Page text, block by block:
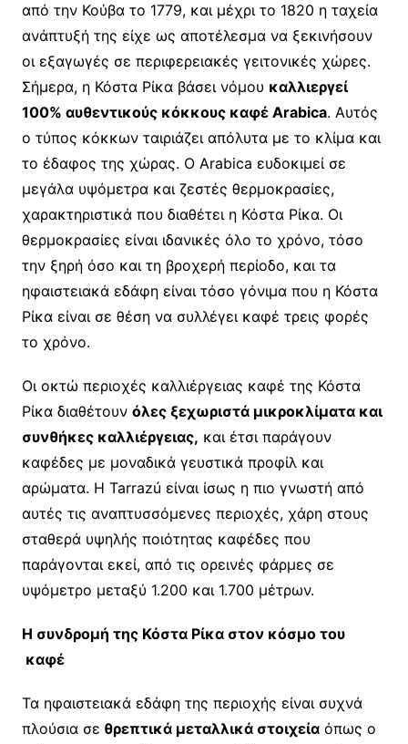
από την Κούβα το 1779, και μέχρι το 1820 η ταχεία
ανάπτυξή της είχε ως αποτέλεσμα να ξεκινήσουν
οι εξαγωγές σε περιφερειακές γειτονικές χώρες.
Σήμερα, η Κόστα Ρίκα βάσει νόμου καλλιεργεί
100% αυθεντικούς κόκκους καφέ Arabica. Αυτός
ο τύπος κόκκων ταιριάζει απόλυτα με το κλίμα και
το έδαφος της χώρας. Ο Arabica ευδοκιμεί σε
μεγάλα υψόμετρα και ζεστές θερμοκρασίες,
χαρακτηριστικά που διαθέτει η Κόστα Ρίκα. Οι
θερμοκρασίες είναι ιδανικές όλο το χρόνο, τόσο
την ξηρή όσο και τη βροχερή περίοδο, και τα
ηφαιστειακά εδάφη είναι τόσο γόνιμα που η Κόστα
Ρίκα είναι σε θέση να συλλέγει καφέ τρεις φορές
το χρόνο.
Οι οκτώ περιοχές καλλιέργειας καφέ της Κόστα
Ρίκα διαθέτουν όλες ξεχωριστά μικροκλίματα και
συνθήκες καλλιέργειας, και έτσι παράγουν
καφέδες με μοναδικά γευστικά προφίλ και
αρώματα. Η Tarrazú είναι ίσως η πιο γνωστή από
αυτές τις αναπτυσσόμενες περιοχές, χάρη στους
σταθερά υψηλής ποιότητας καφέδες που
παράγονται εκεί, από τις ορεινές φάρμες σε
υψόμετρο μεταξύ 1.200 και 1.700 μέτρων.
Η συνδρομή της Κόστα Ρίκα στον κόσμο του
καφέ
Τα ηφαιστειακά εδάφη της περιοχής είναι συχνά
πλούσια σε θρεπτικά μεταλλικά στοιχείαόπως ο